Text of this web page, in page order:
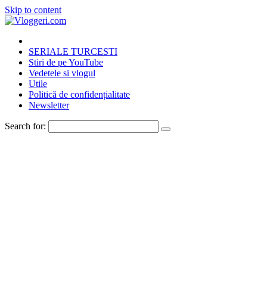
Skip to content
SERIALE TURCESTI
Stiri de pe YouTube
Vedetele si vlogul
Utile
Politică de confidențialitate
Newsletter
Search for: